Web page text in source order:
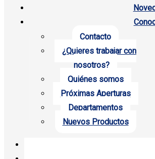
Contacto
¿Quieres trabajar con
nosotros?
Quiénes somos
Próximas Aperturas
Departamentos
Nuevos Productos